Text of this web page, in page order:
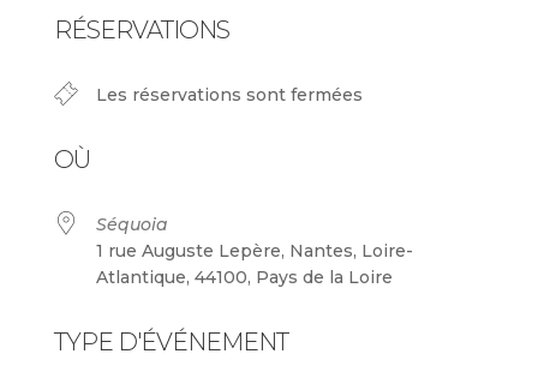
RÉSERVATIONS
Les réservations sont fermées
OÙ
Séquoia
1 rue Auguste Lepère, Nantes, Loire-
Atlantique, 44100, Pays de la Loire
TYPE D'ÉVÉNEMENT